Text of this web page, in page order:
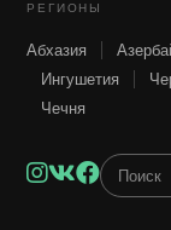
РЕГИОНЫ
Абхазия
Ингушетия
Чечня
Instagram
VKFacebook